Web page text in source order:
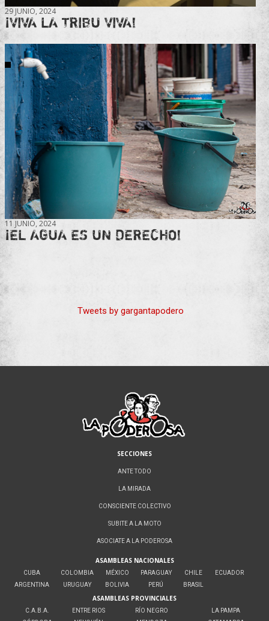
29 JUNIO, 2024
¡VIVA LA TRIBU VIVA!
11 JUNIO, 2024
¡EL AGUA ES UN DERECHO!
Tweets by gargantapodero
SECCIONES
ANTE TODO
LA MIRADA
CONSCIENTE COLECTIVO
SUBITE A LA MOTO
ASOCIATE A LA PODEROSA
ASAMBLEAS NACIONALES
CUBA
ARGENTINA
COLOMBIA
URUGUAY
MÉXICO
BOLIVIA
PARAGUAY
PERÚ
CHILE
BRASIL
ECUADOR
ASAMBLEAS PROVINCIALES
C.A.B.A.
ENTRE RIOS
RÍO NEGRO
LA PAMPA